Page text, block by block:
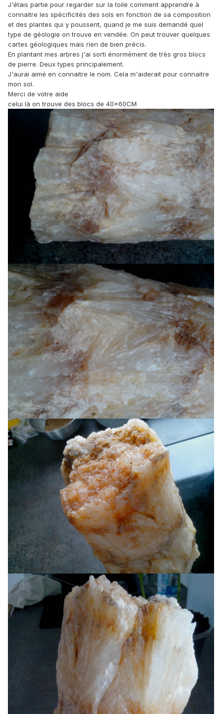
J'étais partie pour regarder sur la toile comment apprendre à
connaitre les spécificités des sols en fonction de sa composition
et des plantes qui y poussent, quand je me suis demandé quel
type de géologie on trouve en vendée. On peut trouver quelques
cartes géologiques mais rien de bien précis.
En plantant mes arbres j'ai sorti énormément de très gros blocs
de pierre. Deux types principalement.
J'aurai aimé en connaitre le nom. Cela m'aiderait pour connaitre
mon sol.
Merci de votre aide
celui là on trouve des blocs de 40x60CM